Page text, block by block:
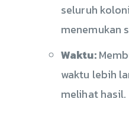
seluruh
menemukan
Waktu:
waktu lebih
melihat hasil.